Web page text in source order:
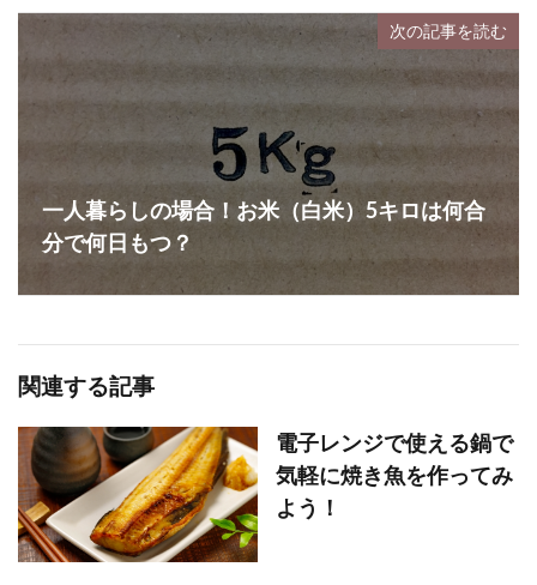
次の記事を読む
一人暮らしの場合！お米（白米）5キロは何合
分で何日もつ？
関連する記事
電子レンジで使える鍋で
気軽に焼き魚を作ってみ
よう！